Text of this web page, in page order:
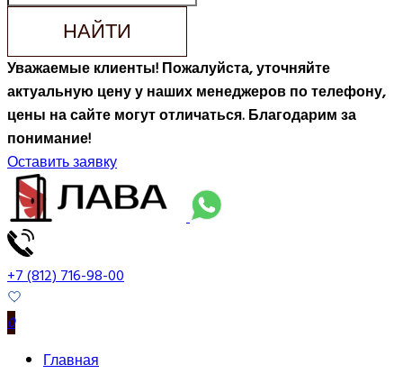
НАЙТИ
Уважаемые клиенты! Пожалуйста, уточняйте
актуальную цену у наших менеджеров по телефону,
цены на сайте могут отличаться. Благодарим за
понимание!
Оставить заявку
+7 (812) 716-98-00
0
Главная